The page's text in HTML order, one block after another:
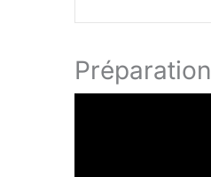
Préparation